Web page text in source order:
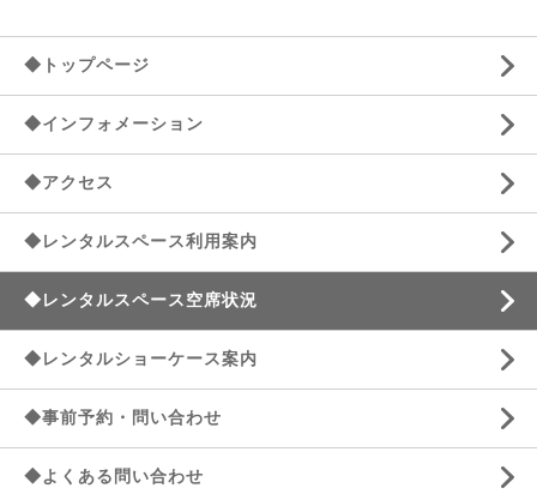
◆トップページ
◆インフォメーション
◆アクセス
◆レンタルスペース利用案内
◆レンタルスペース空席状況
◆レンタルショーケース案内
◆事前予約・問い合わせ
◆よくある問い合わせ